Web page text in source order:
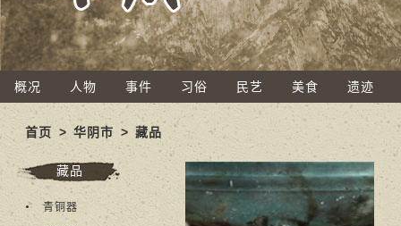
概况 人物 事件 习俗 民艺 美食 遗迹
首页 >华阴市 > 藏品
藏品
青铜器